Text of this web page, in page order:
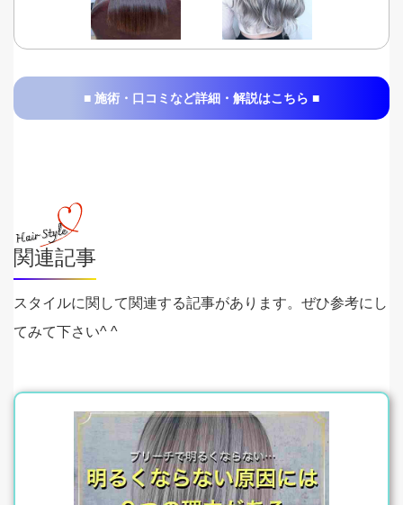
■ 施術・口コミなど詳細・解説はこちら ■
関連記事
スタイルに関して関連する記事があります。ぜひ参考にし
てみて下さい^ ^